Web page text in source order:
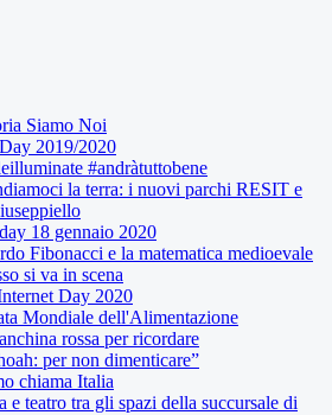
Siamo Noi
2019/2020
#andràtuttobene
la terra: i nuovi parchi RESIT e
18 gennaio 2020
Fibonacci e la matematica medioevale
si va in scena
Day 2020
Mondiale dell'Alimentazione
rossa per ricordare
per non dimenticare”
chiama Italia
e teatro tra gli spazi della succursale di